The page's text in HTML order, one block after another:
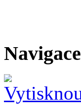
Navigace